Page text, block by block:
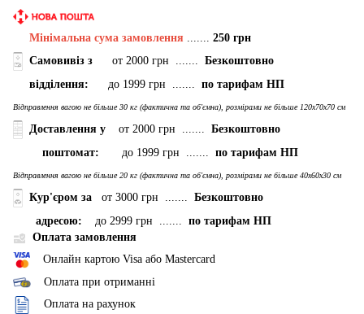
Мінімальна сума замовлення ....... 250 грн
Самовивіз з
от 2000 грн ....... Безкоштовно
відділення: до 1999 грн ....... по тарифам НП
Відправлення вагою не більше 30 кг (фактична та об'ємна), розмірами не більше 120х70х70 см
Доставлення у от 2000 грн ....... Безкоштовно
поштомат: до 1999 грн ....... по тарифам НП
Відправлення вагою не більше 20 кг (фактична та об'ємна), розмірами не більше 40х60х30 см
Кур'єром за от 3000 грн ....... Безкоштовно
адресою: до 2999 грн ....... по тарифам НП
Оплата замовлення
Онлайн картою Visa або Mastercard
Оплата при отриманні
Оплата на рахунок